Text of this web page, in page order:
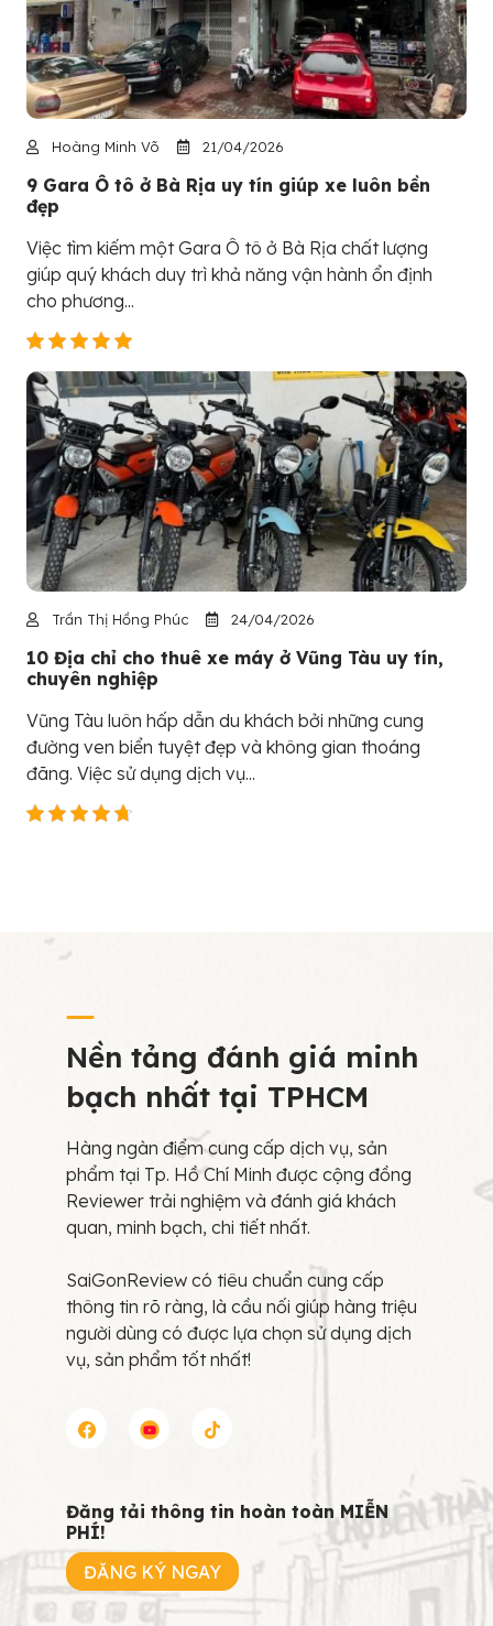
Hoàng Minh Võ 21/04/2026
9 Gara Ô tô ở Bà Rịa uy tín giúp xe luôn bền
đẹp
Việc tìm kiếm một Gara Ô tô ở Bà Rịa chất lượng
giúp quý khách duy trì khả năng vận hành ổn định
cho phương...
Trần Thị Hồng Phúc 24/04/2026
10 Địa chỉ cho thuê xe máy ở Vũng Tàu uy tín,
chuyên nghiệp
Vũng Tàu luôn hấp dẫn du khách bởi những cung
đường ven biển tuyệt đẹp và không gian thoáng
đãng. Việc sử dụng dịch vụ...
Nền tảng đánh giá minh
bạch nhất tại TPHCM
Hàng ngàn điểm cung cấp dịch vụ, sản
phẩm tại Tp. Hồ Chí Minh được cộng đồng
Reviewer trải nghiệm và đánh giá khách
quan, minh bạch, chi tiết nhất.
SaiGonReview có tiêu chuẩn cung cấp
thông tin rõ ràng, là cầu nối giúp hàng triệu
người dùng có được lựa chọn sử dụng dịch
vụ, sản phẩm tốt nhất!
Đăng tải thông tin hoàn toàn MIỄN
PHÍ!
ĐĂNG KÝ NGAY